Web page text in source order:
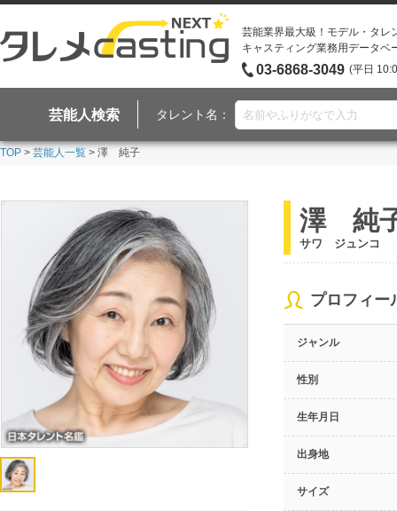
芸能業界最大級！モデル・タレ
キャスティング業務用データベ
03-6868-3049 (平日
芸能人検索 タレント名：
TOP > 芸能人一覧 > 澤 純子
澤 純
サワ ジュンコ
プロフィー
ジャンル
性別
生年月日
出身地
サイズ